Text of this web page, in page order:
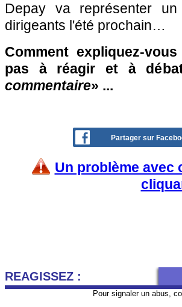
Depay va représenter
dirigeants l'été prochain…
Comment expliquez-
pas à réagir et à
commentaire» ...
Partager sur
Un problème avec
REAGISSEZ :
Pour signaler un abus,